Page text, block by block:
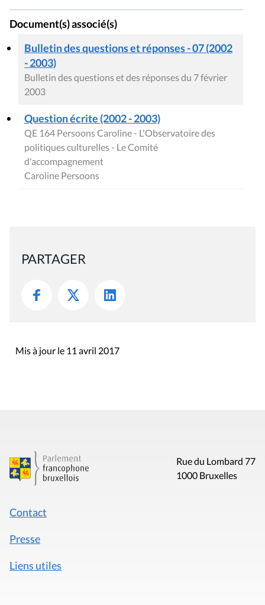
Document(s) associé(s)
Bulletin des questions et réponses - 07 (2002
- 2003)
Bulletin des questions et des réponses du 7 février
2003
Question écrite (2002 - 2003)
QE 164 Persoons Caroline - L'Observatoire des
politiques culturelles - Le Comité
d'accompagnement
Caroline Persoons
PARTAGER
Mis à jour le 11 avril 2017
Rue du Lombard 77
1000 Bruxelles
Contact
Presse
Liens utiles